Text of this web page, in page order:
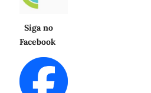
Siga no
Facebook